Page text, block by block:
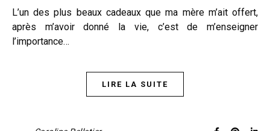
L’un des plus beaux cadeaux que ma mère m’ait offert,
après m’avoir donné la vie, c’est de m’enseigner
l’importance…
LIRE LA SUITE